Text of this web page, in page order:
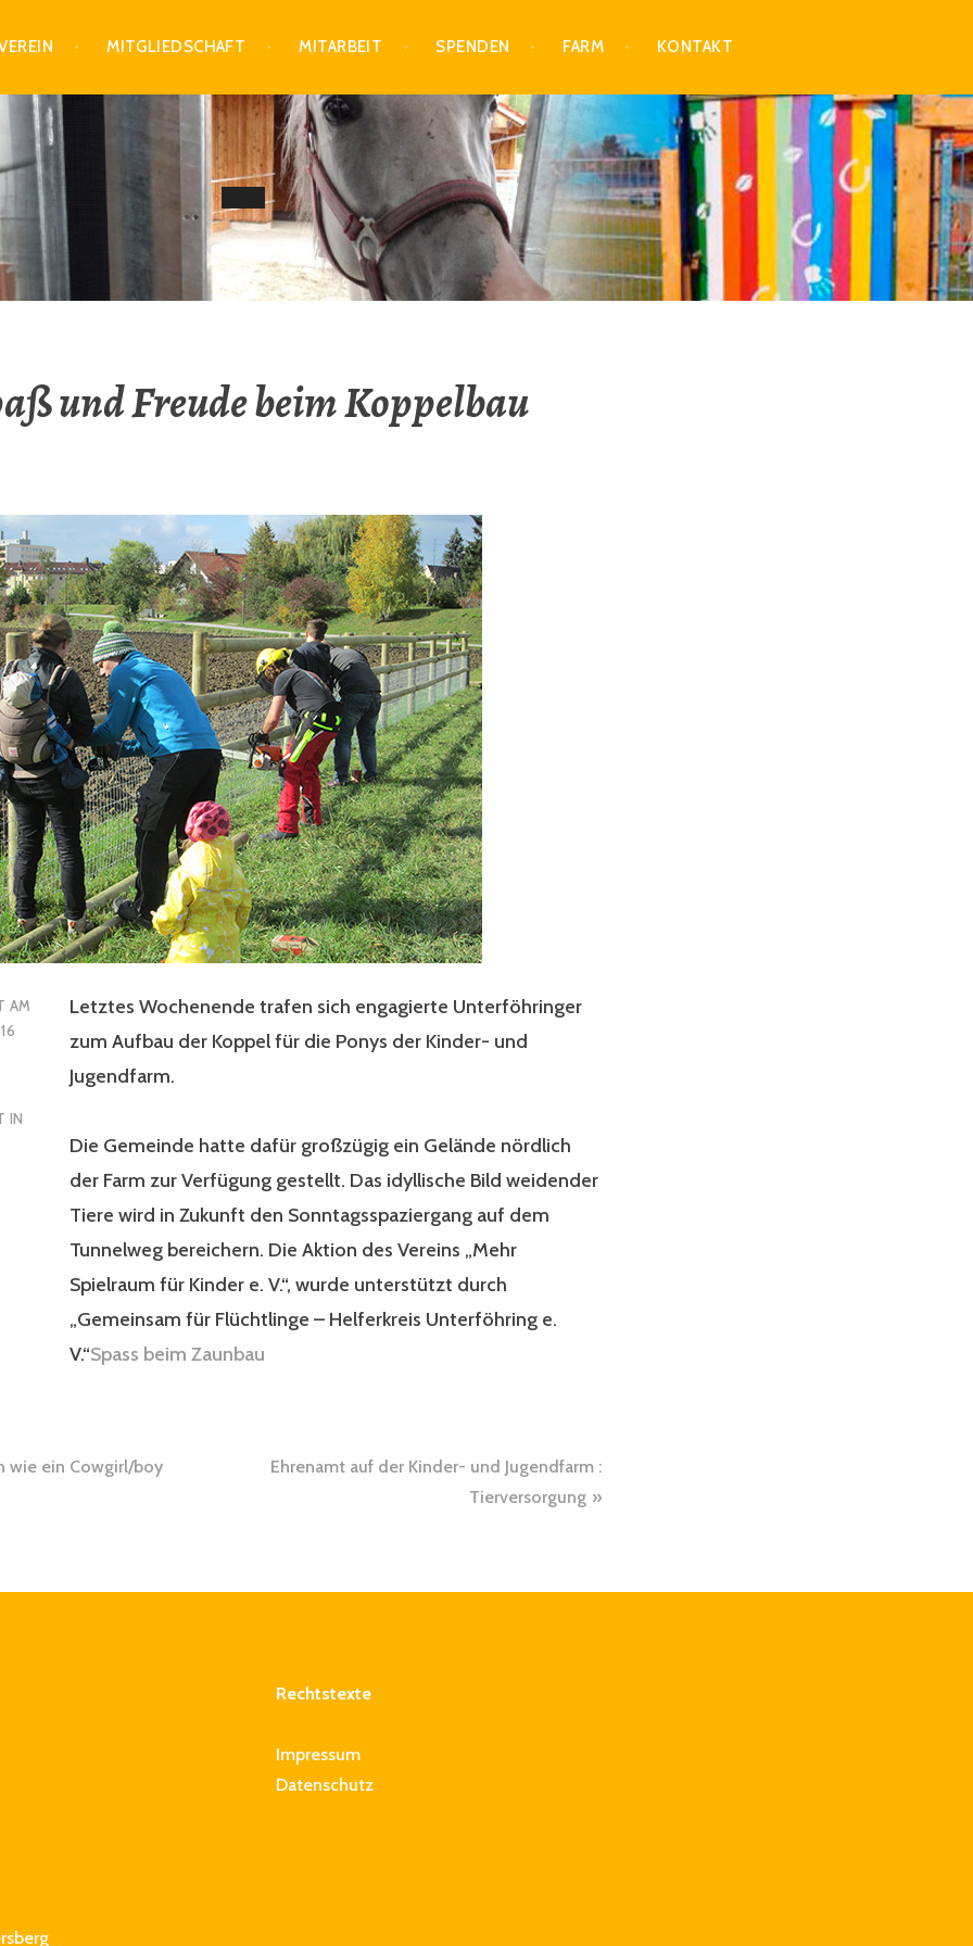
MITGLIEDSCHAFT MITARBEIT SPENDEN FARM KONTAKT
und Freude beim Koppelbau
AM
IN
Letztes Wochenende trafen sich engagierte Unterföhringer
zum Aufbau der Koppel für die Ponys der Kinder- und
Jugendfarm.
Die Gemeinde hatte dafür großzügig ein Gelände nördlich
der Farm zur Verfügung gestellt. Das idyllische Bild weidender
Tiere wird in Zukunft den Sonntagsspaziergang auf dem
Tunnelweg bereichern. Die Aktion des Vereins „Mehr
Spielraum für Kinder e. V.“, wurde unterstützt durch
„Gemeinsam für Flüchtlinge – Helferkreis Unterföhring e.
V.“Spass beim Zaunbau
wie ein Cowgirl/boy
Ehrenamt auf der Kinder- und Jugendfarm :
Tierversorgung
Rechtstexte
Impressum
Datenschutz